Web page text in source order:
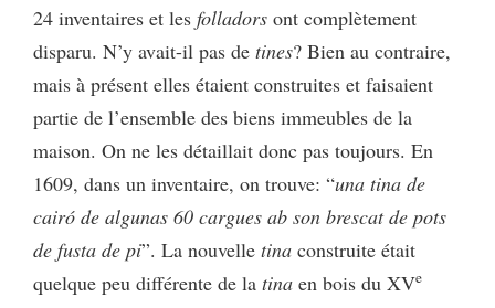
24 inventaires et les folladors ont complètement
disparu. N’y avait-il pas de tines? Bien au contraire,
mais à présent elles étaient construites et faisaient
partie de l’ensemble des biens immeubles de la
maison. On ne les détaillait donc pas toujours. En
1609, dans un inventaire, on trouve: “una tina de
cairó de algunas 60 cargues ab son brescat de pots
de fusta de pi”. La nouvelle tina construite était
quelque peu différente de la tina en bois du XVe